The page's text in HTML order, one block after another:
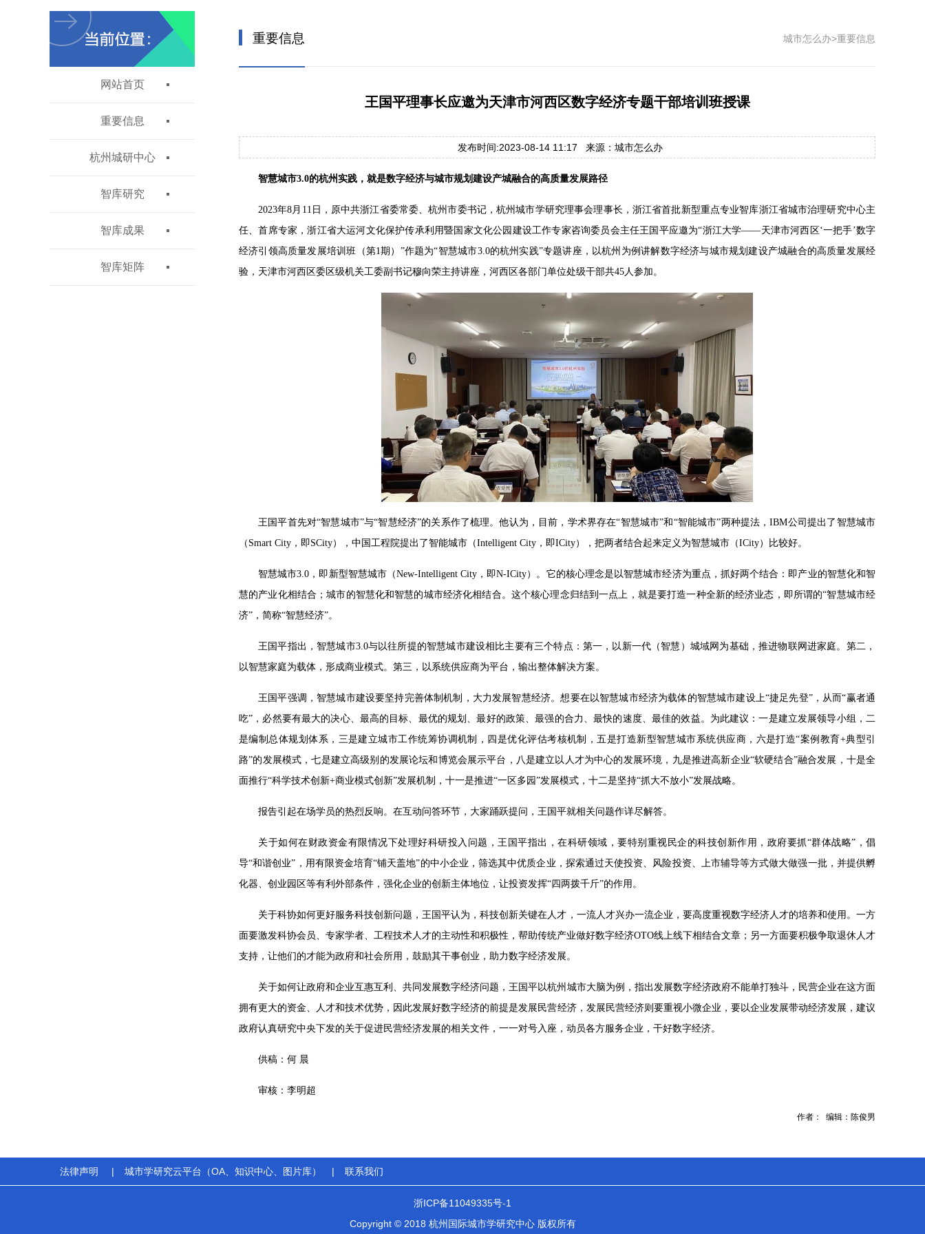
网站首页
重要信息
杭州城研中心
智库研究
智库成果
智库矩阵
重要信息 城市怎么办>重要信息
王国平理事长应邀为天津市河西区数字经济专题干部培训班授课
发布时间:2023-08-14 11:17 来源：城市怎么办
智慧城市3.0的杭州实践，就是数字经济与城市规划建设产城融合的高质量发展路径
2023年8月11日，原中共浙江省委常委、杭州市委书记，杭州城市学研究理事会理事长，浙江省首批新型重点专业智库浙江省城市治理研究中心主
任、首席专家，浙江省大运河文化保护传承利用暨国家文化公园建设工作专家咨询委员会主任王国平应邀为“浙江大学——天津市河西区‘一把手’数字
经济引领高质量发展培训班（第1期）”作题为“智慧城市3.0的杭州实践”专题讲座，以杭州为例讲解数字经济与城市规划建设产城融合的高质量发展经
验，天津市河西区委区级机关工委副书记穆向荣主持讲座，河西区各部门单位处级干部共45人参加。
王国平首先对“智慧城市”与“智慧经济”的关系作了梳理。他认为，目前，学术界存在“智慧城市”和“智能城市”两种提法，IBM公司提出了智慧城市
（Smart City，即SCity），中国工程院提出了智能城市（Intelligent City，即ICity），把两者结合起来定义为智慧城市（ICity）比较好。
智慧城市3.0，即新型智慧城市（New-Intelligent City，即N-ICity）。它的核心理念是以智慧城市经济为重点，抓好两个结合：即产业的智慧化和智
慧的产业化相结合；城市的智慧化和智慧的城市经济化相结合。这个核心理念归结到一点上，就是要打造一种全新的经济业态，即所谓的“智慧城市经
济”，简称“智慧经济”。
王国平指出，智慧城市3.0与以往所提的智慧城市建设相比主要有三个特点：第一，以新一代（智慧）城域网为基础，推进物联网进家庭。第二，
以智慧家庭为载体，形成商业模式。第三，以系统供应商为平台，输出整体解决方案。
王国平强调，智慧城市建设要坚持完善体制机制，大力发展智慧经济。想要在以智慧城市经济为载体的智慧城市建设上“捷足先登”，从而“赢者通
吃”，必然要有最大的决心、最高的目标、最优的规划、最好的政策、最强的合力、最快的速度、最佳的效益。为此建议：一是建立发展领导小组，二
是编制总体规划体系，三是建立城市工作统筹协调机制，四是优化评估考核机制，五是打造新型智慧城市系统供应商，六是打造“案例教育+典型引
路”的发展模式，七是建立高级别的发展论坛和博览会展示平台，八是建立以人才为中心的发展环境，九是推进高新企业“软硬结合”融合发展，十是全
面推行“科学技术创新+商业模式创新”发展机制，十一是推进“一区多园”发展模式，十二是坚持“抓大不放小”发展战略。
报告引起在场学员的热烈反响。在互动问答环节，大家踊跃提问，王国平就相关问题作详尽解答。
关于如何在财政资金有限情况下处理好科研投入问题，王国平指出，在科研领域，要特别重视民企的科技创新作用，政府要抓“群体战略”，倡
导“和谐创业”，用有限资金培育“铺天盖地”的中小企业，筛选其中优质企业，探索通过天使投资、风险投资、上市辅导等方式做大做强一批，并提供孵
化器、创业园区等有利外部条件，强化企业的创新主体地位，让投资发挥“四两拨千斤”的作用。
关于科协如何更好服务科技创新问题，王国平认为，科技创新关键在人才，一流人才兴办一流企业，要高度重视数字经济人才的培养和使用。一方
面要激发科协会员、专家学者、工程技术人才的主动性和积极性，帮助传统产业做好数字经济OTO线上线下相结合文章；另一方面要积极争取退休人才
支持，让他们的才能为政府和社会所用，鼓励其干事创业，助力数字经济发展。
关于如何让政府和企业互惠互利、共同发展数字经济问题，王国平以杭州城市大脑为例，指出发展数字经济政府不能单打独斗，民营企业在这方面
拥有更大的资金、人才和技术优势，因此发展好数字经济的前提是发展民营经济，发展民营经济则要重视小微企业，要以企业发展带动经济发展，建议
政府认真研究中央下发的关于促进民营经济发展的相关文件，一一对号入座，动员各方服务企业，干好数字经济。
供稿：何 晨
审核：李明超
作者： 编辑：陈俊男
法律声明 | 城市学研究云平台（OA、知识中心、图片库） | 联系我们
浙ICP备11049335号-1
Copyright © 2018 杭州国际城市学研究中心 版权所有